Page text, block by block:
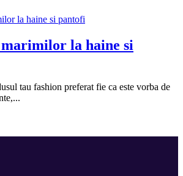
la haine si
tau fashion preferat fie ca este vorba de